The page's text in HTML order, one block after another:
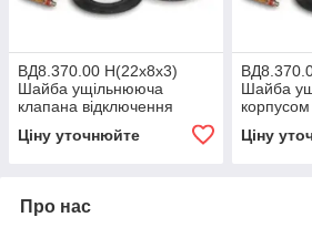
ВД8.370.00 Н(22х8х3)
Шайба ущільнююча
клапана відключення
Ціну уточнюйте
Шайба
корпусом
Ціну
Про нас